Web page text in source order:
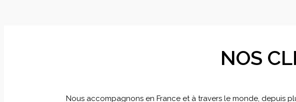
NOS
Nous accompagnons en France et à travers le monde, depuis